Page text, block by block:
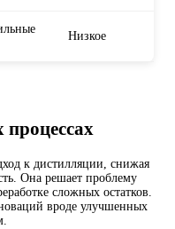
Низкое
к дистилляции, снижая
Она решает проблему
сложных остатков.
вроде улучшенных